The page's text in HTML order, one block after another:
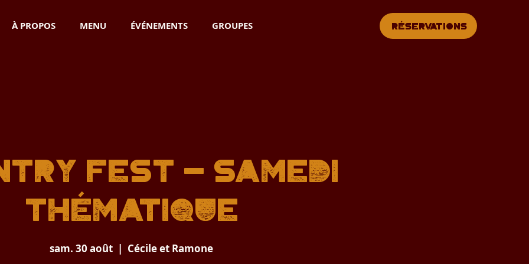
À PROPOS MENU ÉVÉNEMENTS GROUPES Réservations
FEST - SAMEDI
THÉMATIQUE
sam. 30 août
  |
Cécile et Ramone